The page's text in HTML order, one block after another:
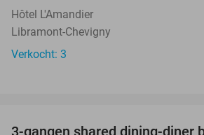
Hôtel L'Amandier
Libramont-Chevigny
Verkocht: 3
3-gangen shared dining-diner